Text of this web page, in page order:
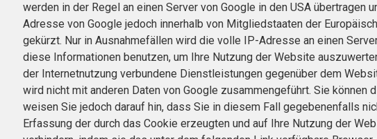
werden in der Regel an einen Server von Google in den USA
Adresse von Google jedoch innerhalb von Mitgliedstaaten der
gekürzt. Nur in Ausnahmefällen wird die volle IP-Adresse an einen
diese Informationen benutzen, um Ihre Nutzung der Website
der Internetnutzung verbundene Dienstleistungen gegenüber dem
wird nicht mit anderen Daten von Google zusammengeführt. Sie
weisen Sie jedoch darauf hin, dass Sie in diesem Fall gegebenenfalls
Erfassung der durch das Cookie erzeugten und auf Ihre Nutzung der